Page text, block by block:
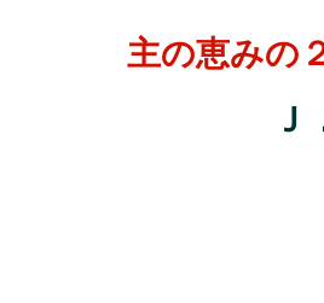
主の恵みの